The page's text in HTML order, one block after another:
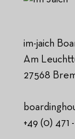
im-jaich
Am
27568
+49 (0) 471